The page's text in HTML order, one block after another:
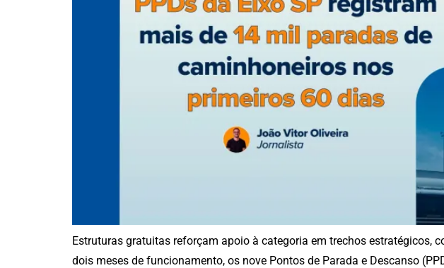
Estruturas gratuitas reforçam apoio à categoria em trechos estratégicos,
dois meses de funcionamento, os nove Pontos de Parada e Descanso